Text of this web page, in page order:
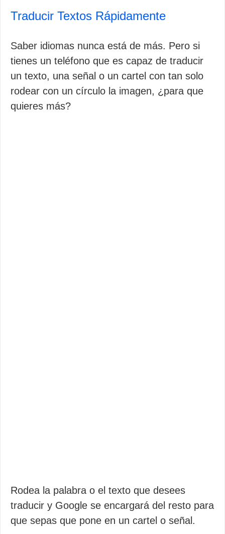
Traducir Textos Rápidamente
Saber idiomas nunca está de más. Pero si
tienes un teléfono que es capaz de traducir
un texto, una señal o un cartel con tan solo
rodear con un círculo la imagen, ¿para que
quieres más?
Rodea la palabra o el texto que desees
traducir y Google se encargará del resto para
que sepas que pone en un cartel o señal.